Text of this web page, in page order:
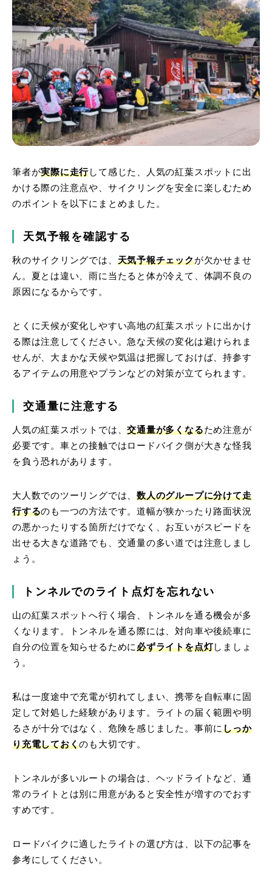
筆者が実際に走行して感じた、人気の紅葉スポットに出
かける際の注意点や、サイクリングを安全に楽しむため
のポイントを以下にまとめました。
天気予報を確認する
秋のサイクリングでは、 天気予報チェックが欠かせませ
ん。夏とは違い、雨に当たると体が冷えて、体調不良の
原因になるからです。
とくに天候が変化しやすい高地の紅葉スポットに出かけ
る際は注意してください。急な天候の変化は避けられま
せんが、大まかな天候や気温は把握しておけば、持参す
るアイテムの用意やプランなどの対策が立てられます。
交通量に注意する
人気の紅葉スポットでは、交通量が多くなるため注意が
必要です。車との接触ではロードバイク側が大きな怪我
を負う恐れがあります。
大人数でのツーリングでは、数人のグループに分けて走
行するのも一つの方法です。道幅が狭かったり路面状況
の悪かったりする箇所だけでなく、お互いがスピードを
出せる大きな道路でも、交通量の多い道では注意しまし
ょう。
トンネルでのライト点灯を忘れない
山の紅葉スポットへ行く場合、トンネルを通る機会が多
くなります。トンネルを通る際には、対向車や後続車に
自分の位置を知らせるために必ずライトを点灯しましょ
う。
私は一度途中で充電が切れてしまい、携帯を自転車に固
定して対処した経験があります。ライトの届く範囲や明
るさが十分ではなく、危険を感じました。事前にしっか
り充電しておくのも大切です。
トンネルが多いルートの場合は、ヘッドライトなど、通
常のライトとは別に用意があると安全性が増すのでおす
すめです。
ロードバイクに適したライトの選び方は、以下の記事を
参考にしてください。